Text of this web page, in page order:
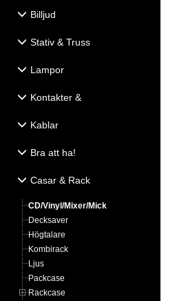
Billjud
Stativ & Truss
Lampor
Kontakter &
Kablar
Bra att ha!
Casar & Rack
CD/Vinyl/Mixer/Mick
Decksaver
Högtalare
Kombirack
Ljus
Packcase
Rackcase